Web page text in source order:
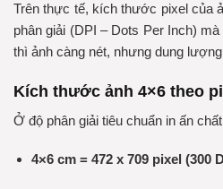
Trên thực tế, kích thước pixel của
phân giải (DPI – Dots Per Inch) mà
thì ảnh càng nét, nhưng dung
Kích thước ảnh 4×6 theo
Ở độ phân giải tiêu chuẩn in ấn
4×6 cm = 472 x 709 pixel (300